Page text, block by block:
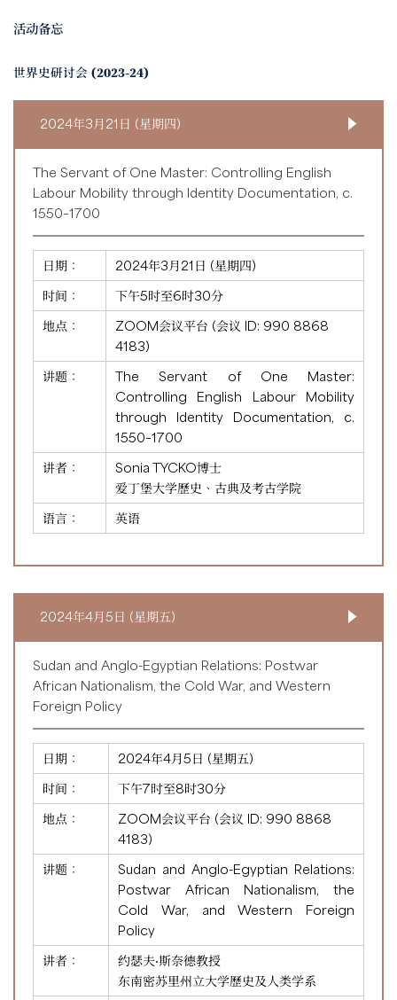
活动备忘
世界史研讨会 (2023-24)
2024年3月21日 (星期四)
The Servant of One Master: Controlling English
Labour Mobility through Identity Documentation, c.
1550–1700
日期：
2024年3月21日 (星期四)
时间：
下午5时至6时30分
地点：
ZOOM会议平台 (会议 ID: 990 8868
4183)
讲题：
The Servant of One Master:
Controlling English Labour Mobility
through Identity Documentation, c.
1550–1700
讲者：
Sonia TYCKO博士
爱丁堡大学歷史、古典及考古学院
语言：
英语
2024年4月5日 (星期五)
Sudan and Anglo-Egyptian Relations: Postwar
African Nationalism, the Cold War, and Western
Foreign Policy
日期：
2024年4月5日 (星期五)
时间：
下午7时至8时30分
地点：
ZOOM会议平台 (会议 ID: 990 8868
4183)
讲题：
Sudan and Anglo-Egyptian Relations:
Postwar African Nationalism, the
Cold War, and Western Foreign
Policy
讲者：
约瑟夫·斯奈德教授
东南密苏里州立大学歷史及人类学系